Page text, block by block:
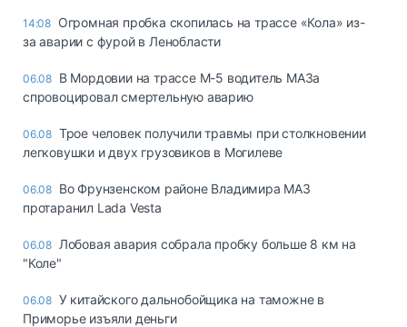
14:08 Огромная пробка скопилась на трассе «Кола» из-
за аварии с фурой в Ленобласти
06.08 В Мордовии на трассе М-5 водитель МАЗа
спровоцировал смертельную аварию
06.08 Трое человек получили травмы при столкновении
легковушки и двух грузовиков в Могилеве
06.08 Во Фрунзенском районе Владимира МАЗ
протаранил Lada Vesta
06.08 Лобовая авария собрала пробку больше 8 км на
"Коле"
06.08 У китайского дальнобойщика на таможне в
Приморье изъяли деньги